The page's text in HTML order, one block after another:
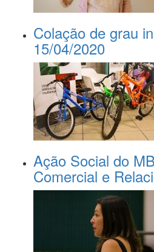
Colação de grau
15/04/2020
Ação Social do
Comercial e